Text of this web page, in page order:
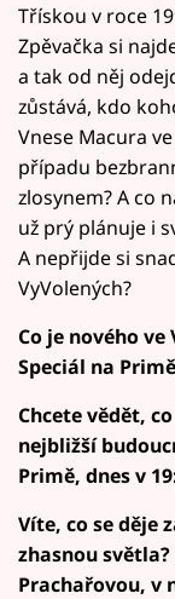
Třískou v roce
Zpěvačka si
a tak od něj
zůstává, kdo
Vnese Macura
případu
zlosynem? A co
už prý plánuje i
A nepřijde si
VyVolených?
Co je nového
Speciál na
Chcete vědět,
nejbližší
Primě, dnes v
Víte, co se děje
zhasnou
Prachařovou, v